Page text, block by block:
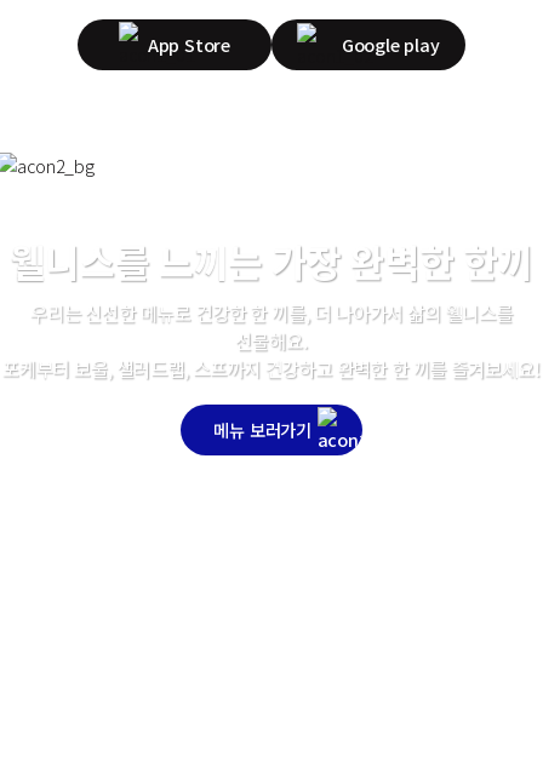
App Store Google play
웰니스를 느끼 는 가장 완벽한 한끼
우리는 신선한 메뉴로 건강한 한 끼를, 더 나아가서 삶의 웰니스를
선물해요.
포케부터 보울, 샐러드랩, 스프까지 건강하고 완벽한 한 끼를 즐겨보세 요!
메뉴 보러가기